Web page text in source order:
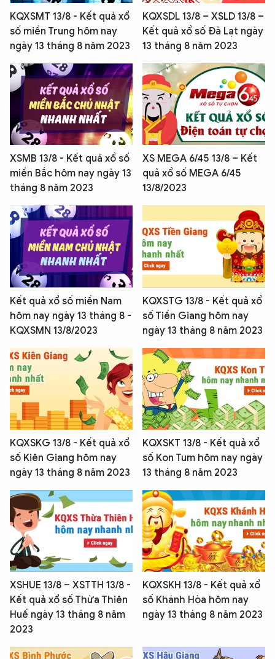
KQXSMT 13/8 - Kết quả xổ
số miền Trung hôm nay
ngày 13 tháng 8 năm 2023
KQXSDL 13/8 – XSLD 13/8 –
Kết quả xổ số Đà Lạt ngày
13 tháng 8 năm 2023
XSMB 13/8 - Kết quả xổ số
miền Bắc hôm nay ngày 13
tháng 8 năm 2023
XS MEGA 6/45 13/8 – Kết
quả xổ số MEGA 6/45
13/8/2023
Kết quả xổ số miền Nam
hôm nay ngày 13 tháng 8 -
KQXSMN 13/8/2023
KQXSTG 13/8 - Kết quả xổ
số Tiền Giang hôm nay
ngày 13 tháng 8 năm 2023
KQXSKG 13/8 - Kết quả xổ
số Kiên Giang hôm nay
ngày 13 tháng 8 năm 2023
KQXSKT 13/8 - Kết quả xổ
số Kon Tum hôm nay ngày
13 tháng 8 năm 2023
XSHUE 13/8 – XSTTH 13/8 -
Kết quả xổ số Thừa Thiên
Huế ngày 13 tháng 8 năm
2023
KQXSKH 13/8 - Kết quả xổ
số Khánh Hòa hôm nay
ngày 13 tháng 8 năm 2023